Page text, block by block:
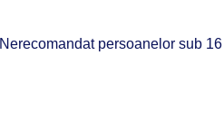
Nerecomandat persoanelor sub